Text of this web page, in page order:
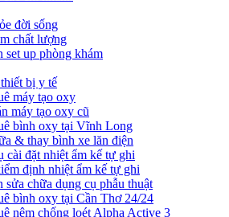
đời sống
chất lượng
set up phòng khám
bị y tế
máy tạo oxy
máy tạo oxy cũ
bình oxy tại Vĩnh Long
& thay bình xe lăn điện
cài đặt nhiệt ẩm kế tự ghi
định nhiệt ẩm kế tự ghi
sửa chữa dụng cụ phẫu thuật
bình oxy tại Cần Thơ 24/24
nệm chống loét Alpha Active 3